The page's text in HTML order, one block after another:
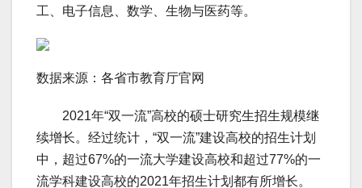
工、电子信息、数学、生物与医药等。
数据来源：各省市教育厅官网
2021年“双一流”高校的硕士研究生招生规模继
续增长。经过统计，“双一流”建设高校的招生计划
中，超过67%的一流大学建设高校和超过77%的一
流学科建设高校的2021年招生计划都有所增长。